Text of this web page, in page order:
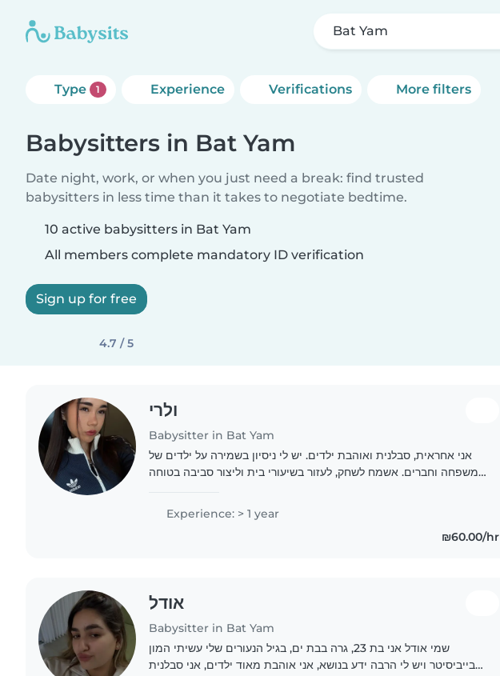
Bat Yam
Type 1 Experience Verifications More filters
Babysitters in Bat Yam
Date night, work, or when you just need a break: find trusted
babysitters in less time than it takes to negotiate bedtime.
10 active babysitters in Bat Yam
All members complete mandatory ID verification
Sign up for free
4.7 / 5
ולרי
Babysitter in Bat Yam
אני אחראית, סבלנית ואוהבת ילדים. יש לי ניסיון בשמירה על ילדים של
משפחה וחברים. אשמח לשחק, לעזור בשיעורי בית וליצור סביבה בטוחה
Experience: > 1 year
₪60.00/hr
אודל
Babysitter in Bat Yam
שמי אודל אני בת 23, גרה בבת ים, בגיל הנעורים שלי עשיתי המון
בבייביסיטר ויש לי הרבה ידע בנושא, אני אוהבת מאוד ילדים, אני סבלנית